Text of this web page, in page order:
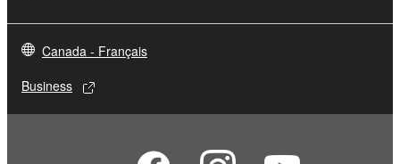
Canada - Français
Business